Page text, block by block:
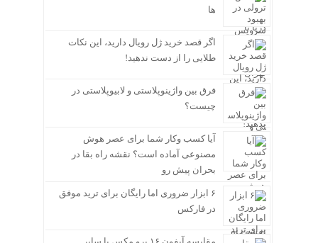
ها
اگر قصد خرید ژل رویال دارید، این نکات
طلایی را از دست ندهید!
فرق بین واژینوپلاستی و لابیوپلاستی در
چیست؟
آیا کسب وکار شما برای عصر هوش
مصنوعی آماده است؟ نقشه راه بقا در
بحران پیش رو
۶ ابزار ضروری اما رایگان برای ترید موفق
در فارکس